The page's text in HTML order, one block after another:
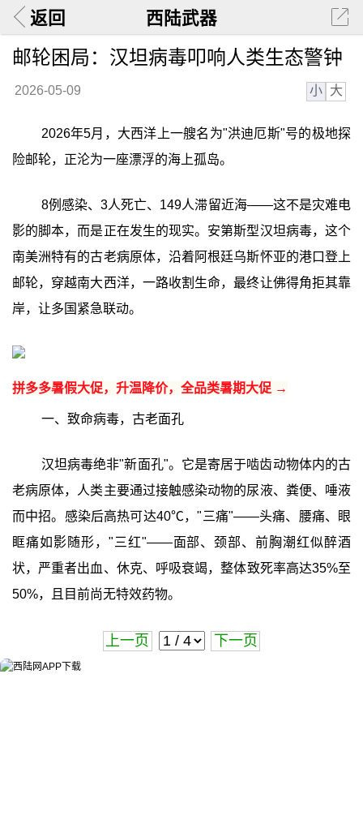
返回 西陆武器
邮轮困局：汉坦病毒叩响人类生态警钟
2026-05-09 小 大
2026年5月，大西洋上一艘名为"洪迪厄斯"号的极地探
险邮轮，正沦为一座漂浮的海上孤岛。
8例感染、3人死亡、149人滞留近海——这不是灾难电
影的脚本，而是正在发生的现实。安第斯型汉坦病毒，这个
南美洲特有的古老病原体，沿着阿根廷乌斯怀亚的港口登上
邮轮，穿越南大西洋，一路收割生命，最终让佛得角拒其靠
岸，让多国紧急联动。
拼多多暑假大促，升温降价，全品类暑期大促 →
一、致命病毒，古老面孔
汉坦病毒绝非"新面孔"。它是寄居于啮齿动物体内的古
老病原体，人类主要通过接触感染动物的尿液、粪便、唾液
而中招。感染后高热可达40℃，"三痛"——头痛、腰痛、眼
眶痛如影随形，"三红"——面部、颈部、前胸潮红似醉酒
状，严重者出血、休克、呼吸衰竭，整体致死率高达35%至
50%，且目前尚无特效药物。
上一页 下一页